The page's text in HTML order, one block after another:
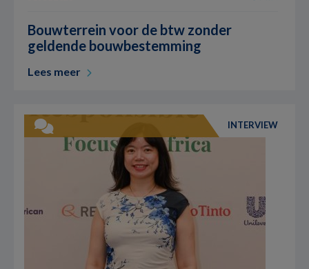
Bouwterrein voor de btw zonder
geldende bouwbestemming
Lees meer
INTERVIEW